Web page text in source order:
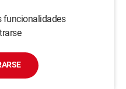
funcionalidades